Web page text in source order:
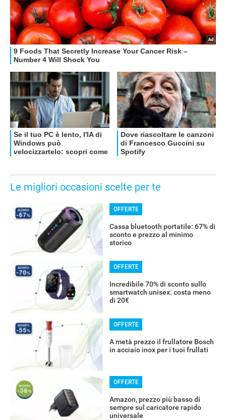
OFFERTE
Le migliori occasioni scelte per te
OFFERTE
Cassa bluetooth portatile: 67% di
sconto e prezzo al minimo
storico
OFFERTE
Incredibile 70% di sconto sullo
smartwatch unisex: costa meno
di 20€
OFFERTE
A metà prezzo il frullatore Bosch
in acciaio inox per i tuoi frullati
OFFERTE
Amazon, prezzo più basso di
sempre sul caricatore rapido
universale